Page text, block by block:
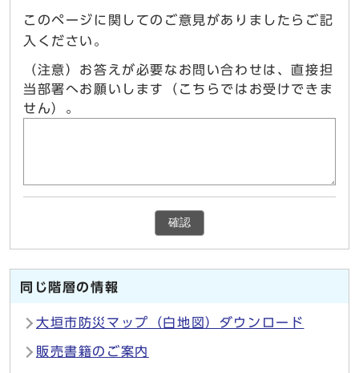
このページに関してのご意見がありましたらご記
入ください。
（注意）お答えが必要なお問い合わせは、直接担
当部署へお願いします（こちらではお受けできま
せん）。
確認
同じ階層の情報
大垣市防災マップ（白地図）ダウンロード
販売書籍のご案内